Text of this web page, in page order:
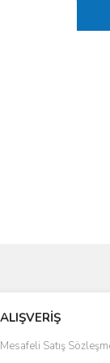
veya
bilgiler bulunuyor.
ALIŞVERİŞ
Mesafeli Satış